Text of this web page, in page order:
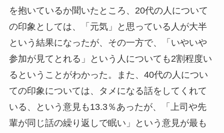
を抱いているか聞いたところ、20代の人について
の印象としては、「元気」と思っている人が大半
という結果になったが、その一方で、「いやいや
参加が見てとれる」という人についても2割程度い
るということがわかった。また、40代の人につい
ての印象については、タメになる話をしてくれて
いる、という意見も13.3％あったが、「上司や先
輩が同じ話の繰り返しで眠い」という意見が最も